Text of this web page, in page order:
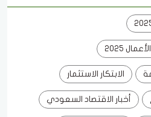
2025
الابتكار الاستثمار
أخبار الاقتصاد السعودي